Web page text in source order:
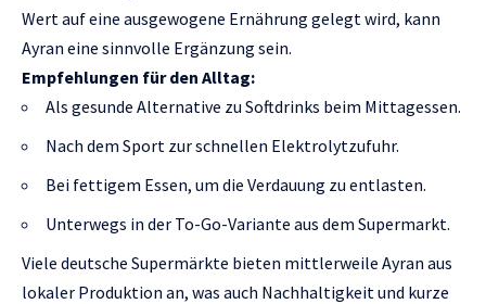
Wert auf eine ausgewogene Ernährung gelegt wird, kann
Ayran eine sinnvolle Ergänzung sein.
Empfehlungen für den Alltag:
Als gesunde Alternative zu Softdrinks beim Mittagessen.
Nach dem Sport zur schnellen Elektrolytzufuhr.
Bei fettigem Essen, um die Verdauung zu entlasten.
Unterwegs in der To-Go-Variante aus dem Supermarkt.
Viele deutsche Supermärkte bieten mittlerweile Ayran aus
lokaler Produktion an, was auch Nachhaltigkeit und kurze